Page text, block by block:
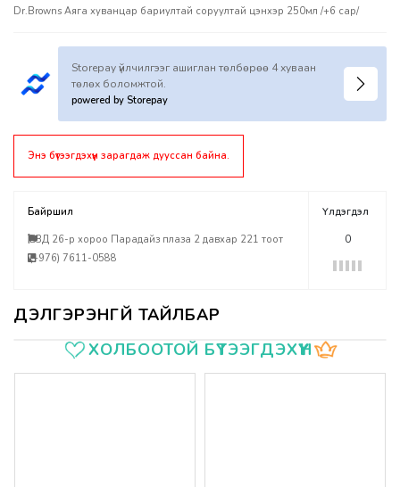
Dr.Browns Аяга хуванцар бариултай соруултай цэнхэр 250мл /+6 сар/
Storepay үйлчилгээг ашиглан төлбөрөө 4 хуваан
төлөх боломжтой.
powered by Storepay
Энэ бүтээгдэхүүн зарагдаж дууссан байна.
Байршил
БЗД 26-р хороо Парадайз плаза 2 давхар 221 тоот
(+976) 7611-0588
Үлдэгдэл
0
ҮзүүлэлтүүдХОЛБООТОЙ БҮТЭЭГДЭХҮҮН